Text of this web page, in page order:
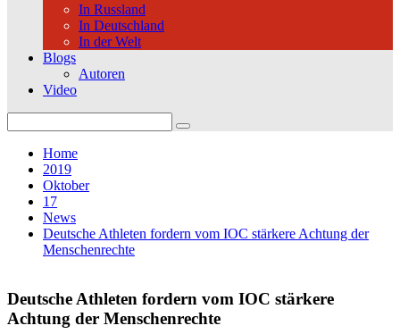
In Russland
In Deutschland
In der Welt
Blogs
Autoren
Video
for:
Home
2019
Oktober
17
News
Deutsche Athleten fordern vom IOC stärkere Achtung der
Menschenrechte
Deutsche Athleten fordern vom IOC stärkere
Achtung der Menschenrechte